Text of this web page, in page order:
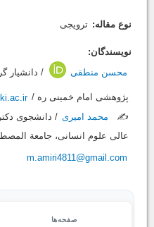
نوع مقاله: ترویجی
نویسندگان:
محسن منطقی
/ دانشیار
پژوهشی امام خمینی ره /
✍️
محمد امیری / دانشجوی
عالی علوم انسانی، جامعة
m.amiri4811@gmail.com
صفحه‌ها